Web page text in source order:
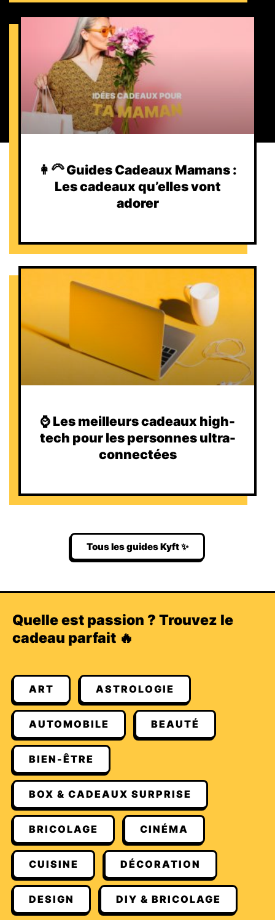
👩‍🦳 Guides Cadeaux Mamans :
Les cadeaux qu’elles vont
adorer
⌚️ Les meilleurs cadeaux high-
tech pour les personnes ultra-
connectées
Tous les guides Kyft ✨
Quelle est passion ? Trouvez le
cadeau parfait 🔥
ART ASTROLOGIE
AUTOMOBILE BEAUTÉ
BIEN-ÊTRE
BOX & CADEAUX SURPRISE
BRICOLAGE CINÉMA
CUISINE DÉCORATION
DESIGN DIY & BRICOLAGE